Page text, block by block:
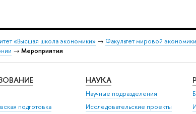
«Высшая школа экономики» → Факультет мировой
→ Мероприятия
подготовка
НАУКА
Научные подразделения
Исследовательские проекты